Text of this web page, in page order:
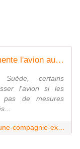
En Suède, une compagnie expérimente l'avion au bio-carburant
certains
l'avion si les
pas de mesures